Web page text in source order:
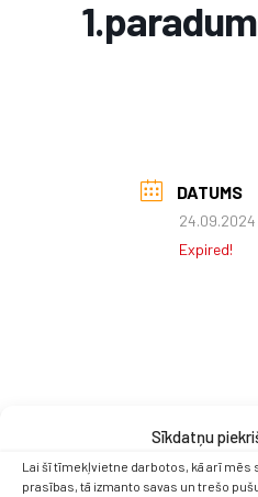
Sīkdatņu
Lai šī tīmekļvietne darbotos, kā arī
prasības, tā izmanto savas un trešo
DATUMS
24.09.2024
Expired!